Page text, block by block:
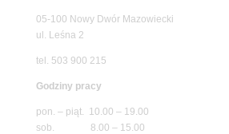
05-100 Nowy Dwór Mazowiecki
ul. Leśna 2
tel. 503 900 215
Godziny pracy
pon. – piąt. 10.00 – 19.00
sob. 8.00 – 15.00